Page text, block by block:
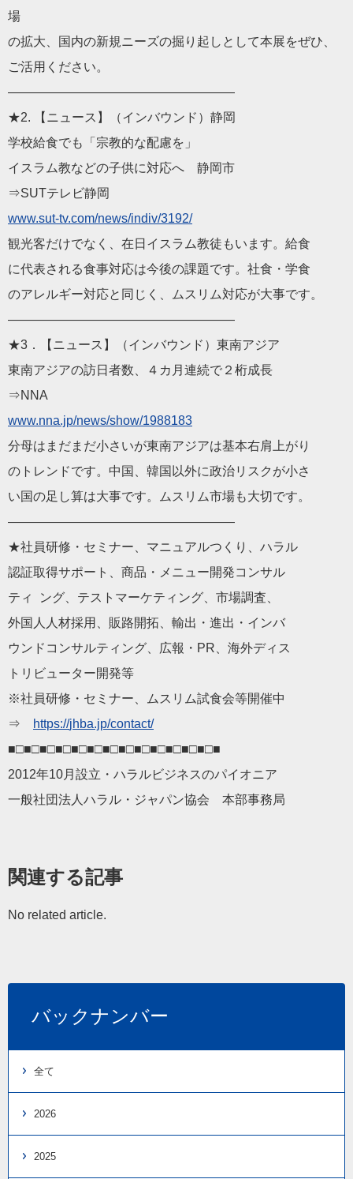
場
の拡大、国内の新規ニーズの掘り起しとして本展をぜひ、
ご活用ください。
——————————————————
★2. 【 ニュース 】（インバウンド）静岡
学校給食でも「宗教的な配慮を」
イスラム教などの子供に対応へ 静岡市
⇒SUTテレビ静岡
www.sut-tv.com/news/indiv/3192/
観光客だけでなく、在日イスラム教徒もいます。給食
に代表される食事対応は今後の課題です。社食・学食
のアレルギー対応と同じく、ムスリム対応が大事です。
——————————————————
★3．【 ニュース 】（インバウンド）東南アジア
東南アジアの訪日者数、４カ月連続で２桁成長
⇒NNA
www.nna.jp/news/show/1988183
分母はまだまだ小さいが東南アジアは基本右肩上がり
のトレンドです。中国、韓国以外に政治リスクが小さ
い国の足し算は大事です。ムスリム市場も大切です。
——————————————————
★社員研修・セミナー、マニュアルつくり、 ハラル
認証取得サポート、商品・メニュー開発コンサル
ティ ング、テストマーケティング、市場調査、
外国人人材採用、販路開拓、輸出・進出・インバ
ウンドコンサルティング、広報・PR、海外ディス
トリビューター開発等
※社員研修・セミナー、ムスリム試食会等開催中
⇒
https://jhba.jp/contact/
■□■□■□■□■□■□■□■□■□■□■□■□■□■
2012年10月設立・ ハラルビジネスのパイオニア
一般社団法人 ハラル ・ ジャパン協会 本部事務局
関連する記事
No related article.
バックナンバー
全て
2026
2025